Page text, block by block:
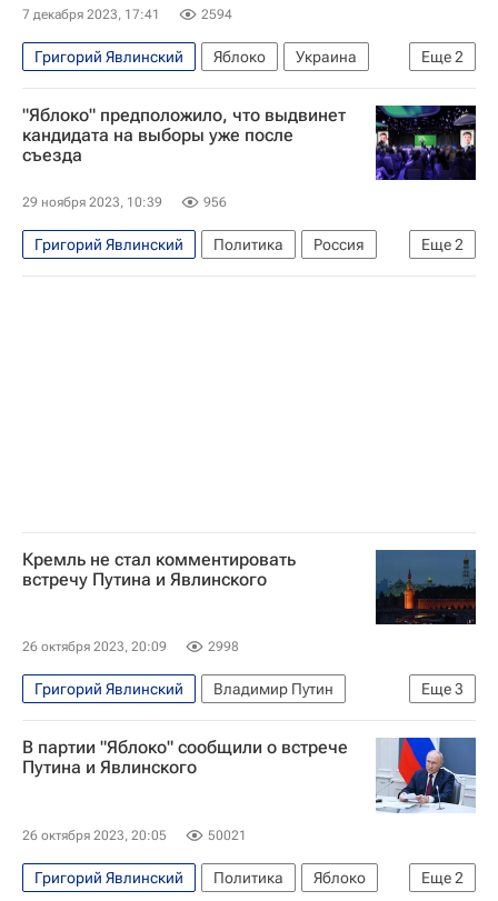
7 декабря 2023, 17:41 2594
Еще2
Григорий Явлинский Яблоко
Украина
В мире
США
"Яблоко" предположило, что выдвинет
кандидата на выборы уже после
съезда
29 ноября 2023, 10:39 956
Еще2
Григорий Явлинский Политика
Россия
Яблоко
Игорь Яковлев
Кремль не стал комментировать
встречу Путина и Явлинского
26 октября 2023, 20:09 2998
Еще3
Григорий Явлинский
Владимир Путин
Политика
Россия Яблоко
В партии "Яблоко" сообщили о встрече
Путина и Явлинского
26 октября 2023, 20:05 50021
Еще2
Григорий Явлинский Политика
Яблоко